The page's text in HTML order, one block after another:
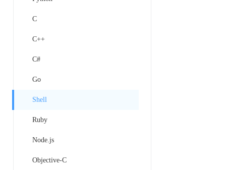
C
C++
C#
Go
Shell
Ruby
Node.js
Objective-C